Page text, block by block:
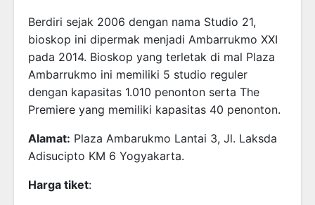
Berdiri sejak 2006 dengan nama Studio 21,
bioskop ini dipermak menjadi Ambarrukmo XXI
pada 2014. Bioskop yang terletak di mal Plaza
Ambarrukmo ini memiliki 5 studio reguler
dengan kapasitas 1.010 penonton serta The
Premiere yang memiliki kapasitas 40 penonton.
Alamat: Plaza Ambarukmo Lantai 3, Jl. Laksda
Adisucipto KM 6 Yogyakarta.
Harga tiket: